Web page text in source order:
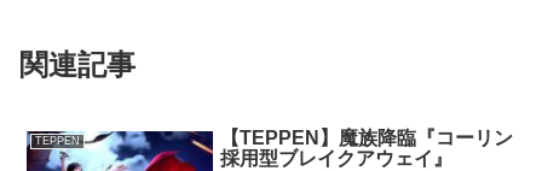
関連記事
TEPPEN
【TEPPEN】魔族降臨『コーリン
採用型ブレイクアウェイ』